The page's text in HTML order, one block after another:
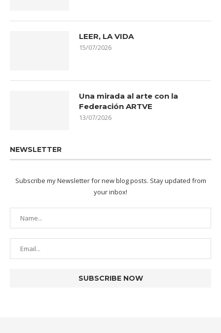
LEER, LA VIDA
15/07/2026
Una mirada al arte con la
Federación ARTVE
13/07/2026
NEWSLETTER
Subscribe my Newsletter for new blog posts. Stay updated from
your inbox!